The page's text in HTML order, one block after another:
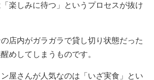
楽しみに待つ」というプロセスが抜け
店内がガラガラで貸し切り状態だった
めしてしまうものです。
屋さんが人気なのは「いざ実食」とい